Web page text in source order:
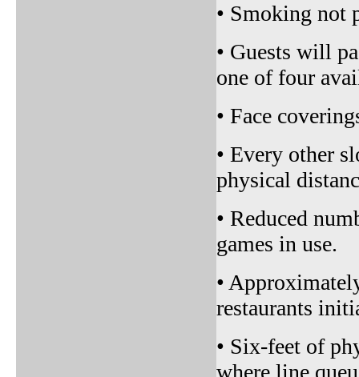
• Smoking not
• Guests will
one of four
• Face
• Every other
physical
• Reduced
games in use.
•
restaurants
• Six-feet of
where line